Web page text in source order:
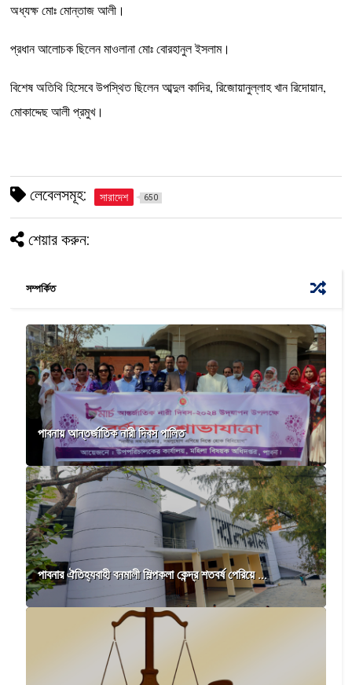
অধ্যক্ষ মোঃ মোন্তাজ আলী।
‎প্রধান আলোচক ছিলেন মাওলানা মোঃ বোরহানুল ইসলাম।
‎বিশেষ অতিথি হিসেবে উপস্থিত ছিলেন আব্দুল কাদির, রিজোয়ানুল্লাহ খান রিদোয়ান,
মোকাদ্দেছ আলী প্রমুখ।
লেবেলসমূহ: সারাদেশ 650
শেয়ার করুন:
সম্পর্কিত
পাবনায় আন্তর্জাতিক নারী দিবস পালিত
পাবনার ঐতিহ্যবাহী বনমালী শিল্পকলা কেন্দ্র শতবর্ষ পেরিয়ে ...